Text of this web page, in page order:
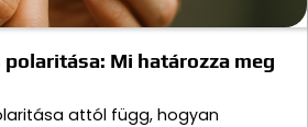
Mi határozza meg
attól függ, hogyan